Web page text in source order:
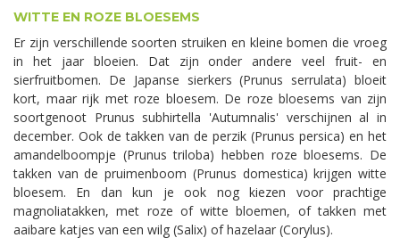
WITTE EN ROZE BLOESEMS
Er zijn verschillende soorten struiken en kleine bomen die vroeg
in het jaar bloeien. Dat zijn onder andere veel fruit- en
sierfruitbomen. De Japanse sierkers (Prunus serrulata) bloeit
kort, maar rijk met roze bloesem. De roze bloesems van zijn
soortgenoot Prunus subhirtella 'Autumnalis' verschijnen al in
december. Ook de takken van de perzik (Prunus persica) en het
amandelboompje (Prunus triloba) hebben roze bloesems. De
takken van de pruimenboom (Prunus domestica) krijgen witte
bloesem. En dan kun je ook nog kiezen voor prachtige
magnoliatakken, met roze of witte bloemen, of takken met
aaibare katjes van een wilg (Salix) of hazelaar (Corylus).